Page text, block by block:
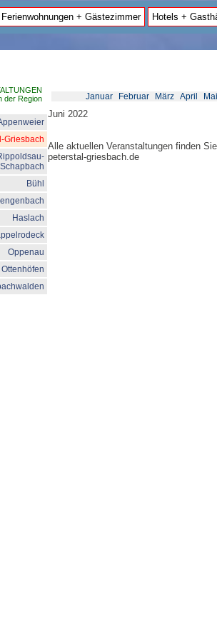
Ferienwohnungen + Gästezimmer Hotels +
der Region
Griesbach
Schapbach
Bühl
Haslach
Oppenau
Ottenhöfen
Januar Februar März April Mai
Juni 2022
Alle aktuellen Veranstaltungen finden
peterstal-griesbach.de